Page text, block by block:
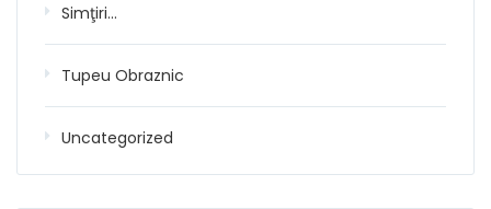
Simţiri…
Tupeu Obraznic
Uncategorized